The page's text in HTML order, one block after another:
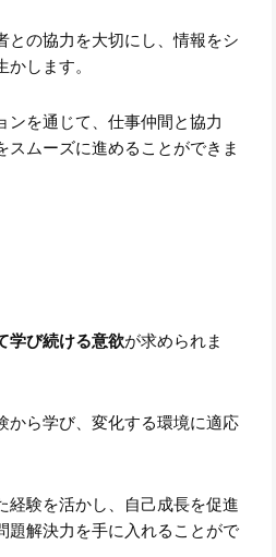
との協力を大切にし、情報をシ
します。
ンを通じて、仕事仲間と協力
スムーズに進めることができま
学び続ける意欲が求められま
から学び、変化する環境に適応
経験を活かし、自己成長を促進
題解決力を手に入れることがで